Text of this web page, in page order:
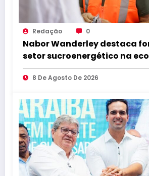
Redação 0
Nabor Wanderley destaca
setor sucroenergético na
da Paraíba durante visita à
Tabu
8 De Agosto De 2026